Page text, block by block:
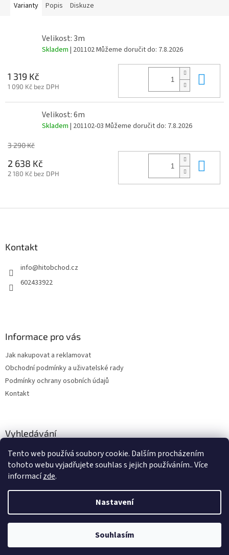
Tento web používá soubory cookie. Dalším procházením
tohoto webu vyjadřujete souhlas s jejich používáním.. Více
informacízde.
Nastavení
Souhlasím
Varianty Popis Diskuze
Velikost: 3m
Skladem | 201102Můžeme doručit do: 7.8.2026
1 319 Kč
1 090 Kč bez DPH
Velikost: 6m
Skladem | 201102-03 Můžeme doručit do: 7.8.2026
3 290 Kč
2 638 Kč
2 180 Kč bez DPH
Kontakt
info@hitobchod.cz
602433922
Informace pro vás
Jak nakupovat a reklamovat
Obchodní podmínky a uživatelské rady
Podmínky ochrany osobních údajů
Kontakt
Vyhledávání
Vytvořil Shoptet
hitobchod. Všechna práva vyhrazena.